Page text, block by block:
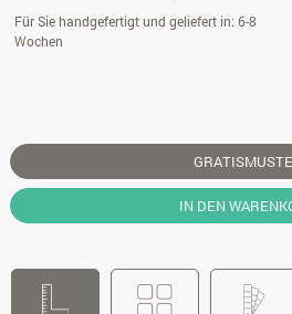
Für Sie handgefertigt und geliefert in: 6-8
Wochen
IN DEN